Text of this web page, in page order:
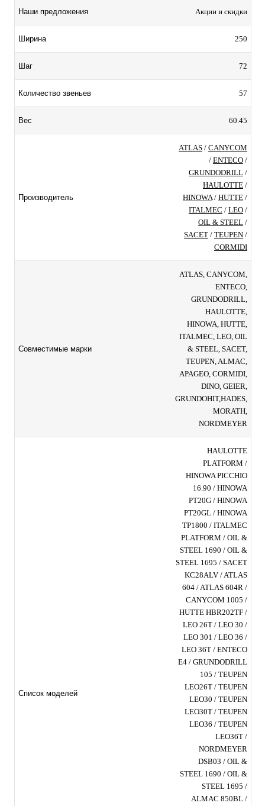
Наши предложения Акции и скидки
Ширина 250
Шаг 72
Количество звеньев 57
Вес 60.45
Производитель
ATLAS / CANYCOM
/ ENTECO /
GRUNDODRILL /
HAULOTTE /
HINOWA/ HUTTE /
ITALMEC / LEO /
OIL & STEEL /
SACET / TEUPEN /
CORMIDI
Совместимые марки
ATLAS, CANYCOM,
ENTECO,
GRUNDODRILL,
HAULOTTE,
HINOWA, HUTTE,
ITALMEC, LEO, OIL
& STEEL, SACET,
TEUPEN, ALMAC,
APAGEO, CORMIDI,
DINO, GEIER,
GRUNDOHIT,HADES,
MORATH,
NORDMEYER
Список моделей
HAULOTTE
PLATFORM /
HINOWA PICCHIO
16.90 / HINOWA
PT20G / HINOWA
PT20GL / HINOWA
TP1800 / ITALMEC
PLATFORM / OIL &
STEEL 1690 / OIL &
STEEL 1695 / SACET
KC28ALV / ATLAS
604 / ATLAS 604R /
CANYCOM 1005 /
HUTTE HBR202TF /
LEO 26T / LEO 30 /
LEO 301 / LEO 36 /
LEO 36T / ENTECO
E4 / GRUNDODRILL
105 / TEUPEN
LEO26T / TEUPEN
LEO30 / TEUPEN
LEO30T / TEUPEN
LEO36 / TEUPEN
LEO36T /
NORDMEYER
DSB03 / OIL &
STEEL 1690 / OIL &
STEEL 1695 /
ALMAC 850BL /